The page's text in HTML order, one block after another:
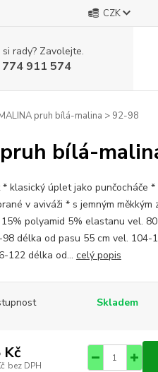
CZK
rady? Zavolejte.
911 574
pruh bílá-malina > 92-98
bílá-
* klasický úplet jako punčocháče
v aviváži * s jemným
polyamid 5% elastanu vel.
délka od pasu 55 cm vel. 104-
122 délka od... celý popis
Skladem
Kč
bez DPH